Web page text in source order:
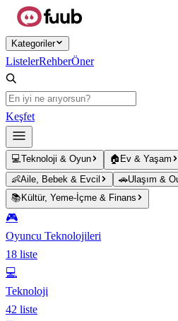
Ana içeriğe atla
Kategoriler
ListelerRehberÖner
Keşfet
💻Teknoloji & Oyun 🏠 Ev & Yaşam
👶Aile, Bebek & Evcil 🚗Ulaşım &
📚 Kültür, Yeme-İçme & Finans
🎮
Oyuncu Teknolojileri
18 liste
💻
Teknoloji
42 liste